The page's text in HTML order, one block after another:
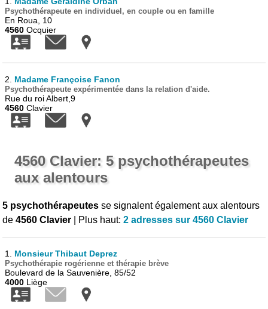
Psychothérapeute en individuel, en couple ou en famille
En Roua, 10
4560 Ocquier
2. Madame Françoise Fanon
Psychothérapeute expérimentée dans la relation d'aide.
Rue du roi Albert,9
4560 Clavier
4560 Clavier: 5 psychothérapeutes
aux alentours
5 psychothérapeutes se signalent également aux alentours
de4560 Clavier | Plus haut:2 adresses sur 4560 Clavier
1. Monsieur Thibaut Deprez
Psychothérapie rogérienne et thérapie brève
Boulevard de la Sauvenière, 85/52
4000 Liège